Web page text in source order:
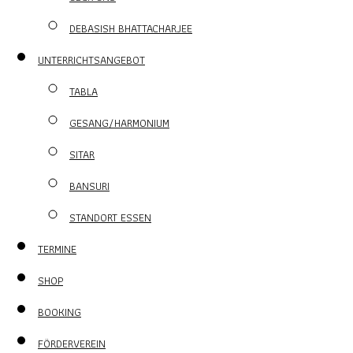
DEBASISH BHATTACHARJEE
UNTERRICHTSANGEBOT
TABLA
GESANG/HARMONIUM
SITAR
BANSURI
STANDORT ESSEN
TERMINE
SHOP
BOOKING
FÖRDERVEREIN